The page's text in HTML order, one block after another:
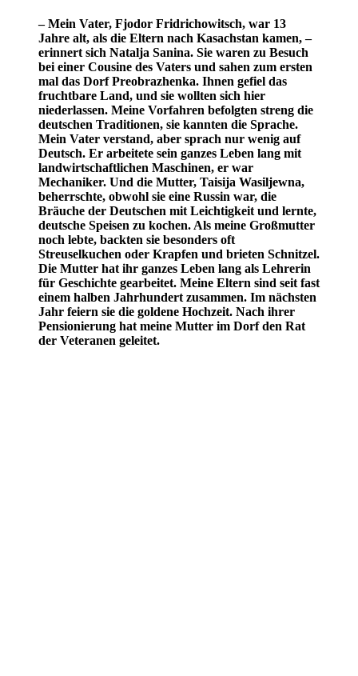
– Mein Vater, Fjodor Fridrichowitsch, war 13
Jahre alt, als die Eltern nach Kasachstan kamen, –
erinnert sich Natalja Sanina. Sie waren zu Besuch
bei einer Cousine des Vaters und sahen zum ersten
mal das Dorf Preobrazhenka. Ihnen gefiel das
fruchtbare Land, und sie wollten sich hier
niederlassen. Meine Vorfahren befolgten streng die
deutschen Traditionen, sie kannten die Sprache.
Mein Vater verstand, aber sprach nur wenig auf
Deutsch. Er arbeitete sein ganzes Leben lang mit
landwirtschaftlichen Maschinen, er war
Mechaniker. Und die Mutter, Taisija Wasiljewna,
beherrschte, obwohl sie eine Russin war, die
Bräuche der Deutschen mit Leichtigkeit und lernte,
deutsche Speisen zu kochen. Als meine Großmutter
noch lebte, backten sie besonders oft
Streuselkuchen oder Krapfen und brieten Schnitzel.
Die Mutter hat ihr ganzes Leben lang als Lehrerin
für Geschichte gearbeitet. Meine Eltern sind seit fast
einem halben Jahrhundert zusammen. Im nächsten
Jahr feiern sie die goldene Hochzeit. Nach ihrer
Pensionierung hat meine Mutter im Dorf den Rat
der Veteranen geleitet.